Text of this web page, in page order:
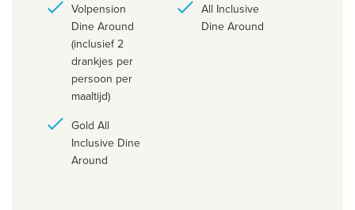
Volpension
Dine Around
(inclusief 2
drankjes per
persoon per
maaltijd)
All Inclusive
Dine Around
Gold All
Inclusive Dine
Around